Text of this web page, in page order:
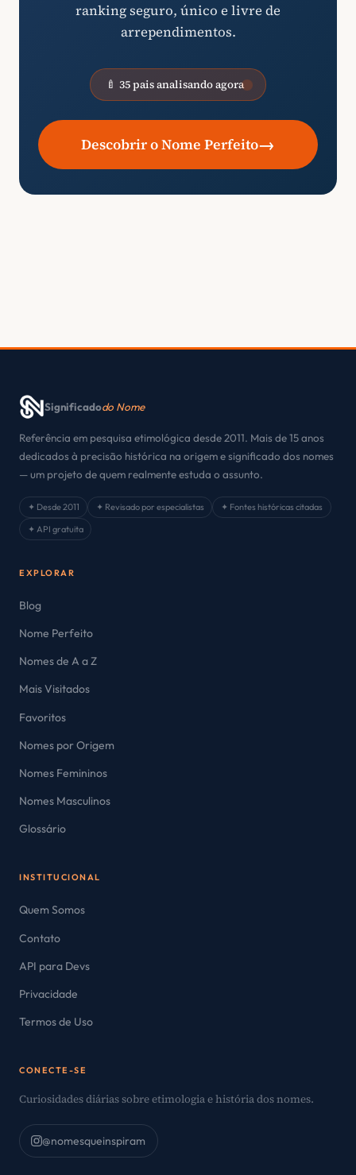
ranking seguro, único e livre de
arrependimentos.
🍼 35 pais analisando agora
Descobrir o Nome Perfeito→
Significadodo Nome
Referência em pesquisa etimológica desde 2011. Mais de 15 anos
dedicados à precisão histórica na origem e significado dos nomes
— um projeto de quem realmente estuda o assunto.
✦ Desde 2011 ✦ Revisado por especialistas
✦ Fontes históricas citadas
✦ API gratuita
EXPLORAR
Blog
Nome Perfeito
Nomes de A a Z
Mais Visitados
Favoritos
Nomes por Origem
Nomes Femininos
Nomes Masculinos
Glossário
INSTITUCIONAL
Quem Somos
Contato
API para Devs
Privacidade
Termos de Uso
CONECTE-SE
Curiosidades diárias sobre etimologia e história dos nomes.
@nomesqueinspiram